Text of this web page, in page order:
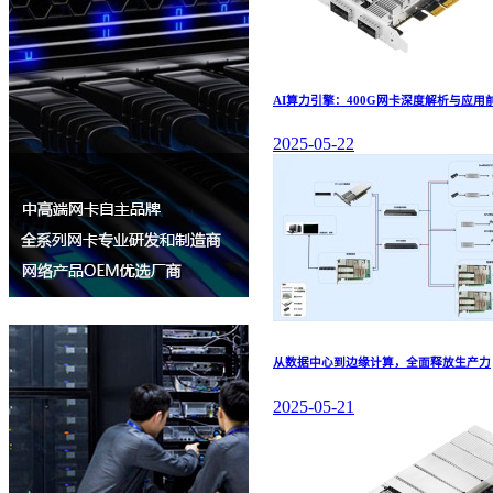
AI算力引擎：400G网卡深度解析与应用
2025-05-22
从数据中心到边缘计算，全面释放生产力
2025-05-21